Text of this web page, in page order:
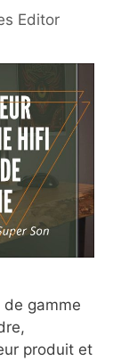
Editor
gamme
produit et